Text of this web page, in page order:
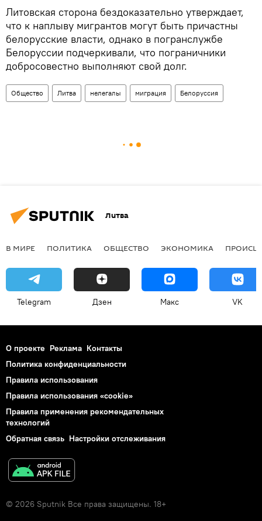
Литовская сторона бездоказательно утверждает,
что к наплыву мигрантов могут быть причастны
белорусские власти, однако в погранслужбе
Белоруссии подчеркивали, что пограничники
добросовестно выполняют свой долг.
Общество Литва нелегалы миграция Белоруссия
Литва
В МИРЕ ПОЛИТИКА ОБЩЕСТВО ЭКОНОМИКА
Telegram Дзен Макс VK
О проекте Реклама Контакты
Политика конфиденциальности
Правила использования
Правила использования «cookie»
Правила применения рекомендательных
технологий
Обратная связь Настройки отслеживания
© 2026 Sputnik Все права защищены. 18+